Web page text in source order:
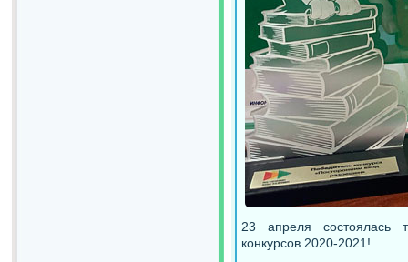
23 апреля состоялась
конкурсов 2020-2021!